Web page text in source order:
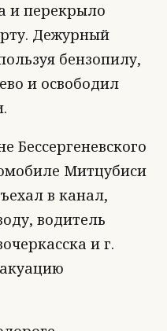
и перекрыло
Дежурный
бензопилу,
и освободил
Бессергеневского
Митцубиси
в канал,
водитель
и г.